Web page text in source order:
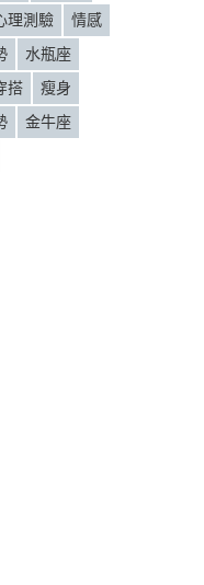
理測驗
情感
水瓶座
搭
瘦身
金牛座